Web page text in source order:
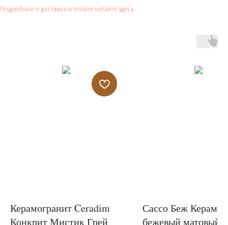
Подробнее о доставке и оплате читайте здесь
Керамогранит Ceradim
Конкрит Мистик Грей
Сассо Беж
бежевый матовый